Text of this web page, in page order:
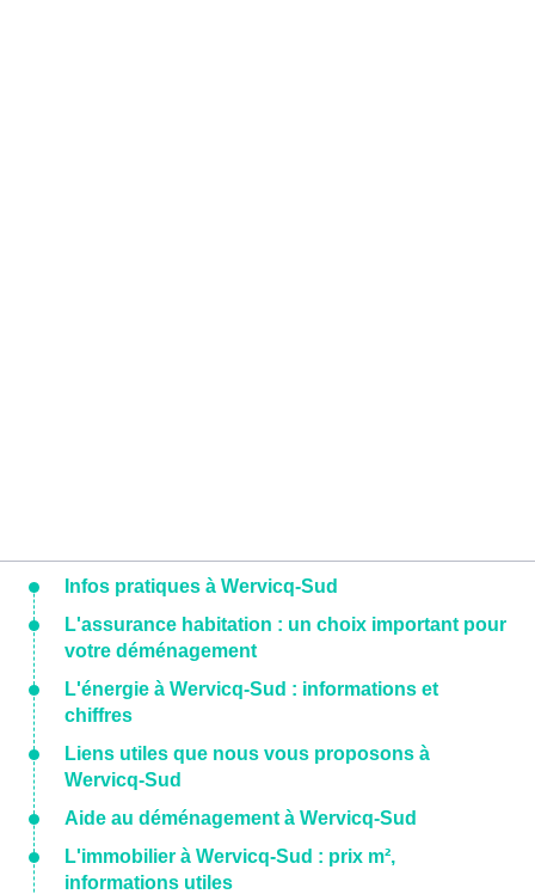
Infos pratiques à Wervicq-Sud
L'assurance habitation : un choix important pour
votre déménagement
L'énergie à Wervicq-Sud : informations et
chiffres
Liens utiles que nous vous proposons à
Wervicq-Sud
Aide au déménagement à Wervicq-Sud
L'immobilier à Wervicq-Sud : prix m²,
informations utiles